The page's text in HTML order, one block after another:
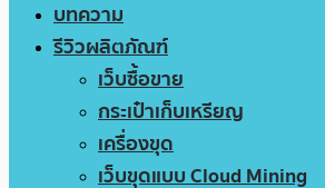
บทความ
รีวิวผลิตภัณฑ์
เว็บซื้อขาย
กระเป๋าเก็บเหรียญ
เครื่องขุด
เว็บขุดแบบ Cloud Mining